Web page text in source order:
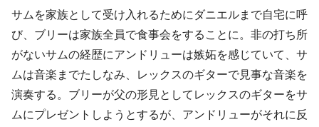
サムを家族として受け入れるためにダニエルまで自宅に呼
び、ブリーは家族全員で食事会をすることに。非の打ち所
がないサムの経歴にアンドリューは嫉妬を感じていて、サ
ムは音楽までたしなみ、レックスのギターで見事な音楽を
演奏する。ブリーが父の形見としてレックスのギターをサ
ムにプレゼントしようとするが、アンドリューがそれに反